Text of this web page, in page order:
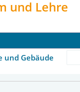
und Lehre
und Gebäude